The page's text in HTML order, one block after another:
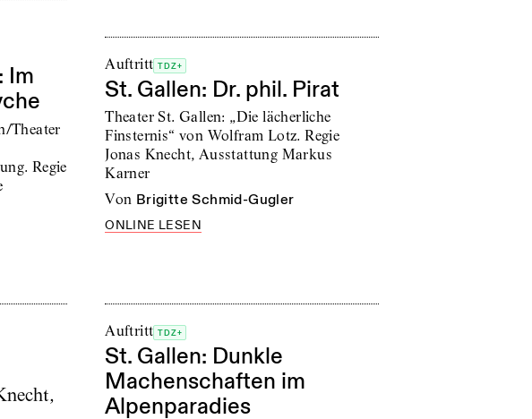
Im
Theater
Regie
Auftritt TDZ+
St. Gallen: Dr. phil. Pirat
Theater St. Gallen: „Die lächerliche
Finsternis“ von Wolfram Lotz. Regie
Jonas Knecht, Ausstattung Markus
Karner
von Brigitte Schmid-Gugler
ONLINE LESEN
Auftritt TDZ+
St. Gallen: Dunkle
Machenschaften im
Alpenparadies